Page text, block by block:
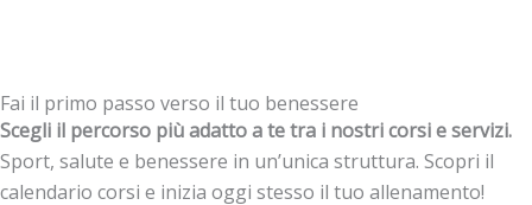
Fai il primo passo verso il tuo benessere
Scegli il percorso più adatto a te tra i nostri corsi e servizi.
Sport, salute e benessere in un’unica struttura. Scopri il
calendario corsi e inizia oggi stesso il tuo allenamento!